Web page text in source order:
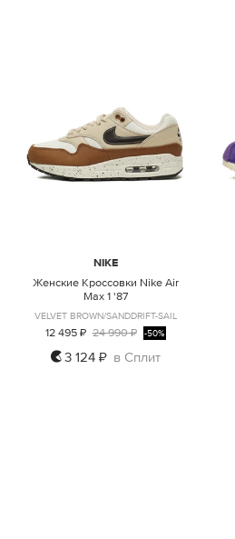
NIKE
Женские Кроссовки Nike Air
Max 1 '87
VELVET BROWN/SANDDRIFT-SAIL
12 495 ₽ 24 990 ₽ -50%
3 124 ₽ в Сплит